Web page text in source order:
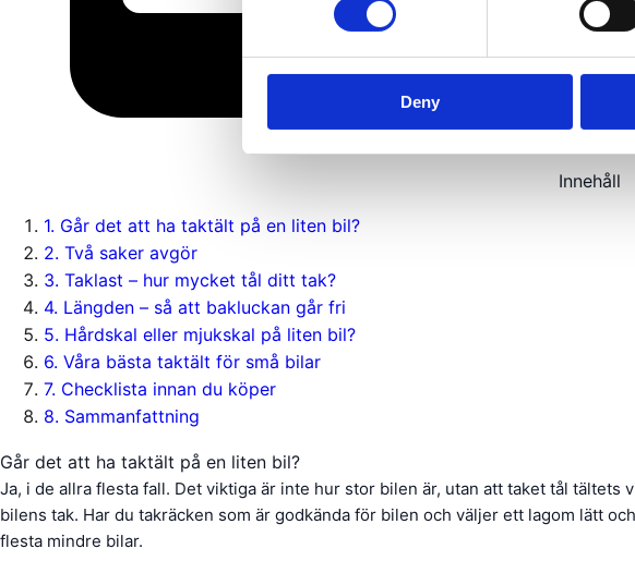
Deny
Innehåll
1. Går det att ha taktält på en liten bil?
2. Två saker avgör
3. Taklast – hur mycket tål ditt tak?
4. Längden – så att bakluckan går fri
5. Hårdskal eller mjukskal på liten bil?
6. Våra bästa taktält för små bilar
7. Checklista innan du köper
8. Sammanfattning
Går det att ha taktält på en liten bil?
Ja, i de allra flesta fall. Det viktiga är inte hur stor bilen är, utan att taket tål tältets
bilens tak. Har du takräcken som är godkända för bilen och väljer ett lagom lätt
flesta mindre bilar.